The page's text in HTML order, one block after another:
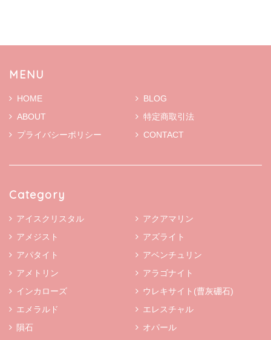
MENU
HOME
BLOG
ABOUT
特定商取引法
プライバシーポリシー
CONTACT
Category
アイスクリスタル
アクアマリン
アメジスト
アズライト
アパタイト
アベンチュリン
アメトリン
アラゴナイト
インカローズ
ウレキサイト(曹灰硼石)
エメラルド
エレスチャル
隕石
オパール